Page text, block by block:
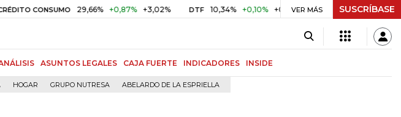
29,66% +0,87% +3,02% DTF 10,34% +0,10% +0,98% UVR $ 416,96 +$ 0,05
VER MÁS SUSCRÍBASE
ASUNTOS LEGALES CAJA FUERTE INDICADORES INSIDE
HOGAR GRUPO NUTRESA ABELARDO DE LA ESPRIELLA